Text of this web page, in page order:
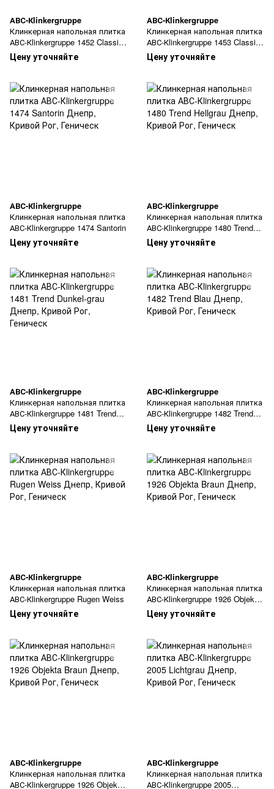
АВС-Кlinkergruppe
Клинкерная напольная плитка
АВС-Кlinkergruppe 1452 Classic
Grau
Цену уточняйте
АВС-Кlinkergruppe
Клинкерная напольная плитка
АВС-Кlinkergruppe 1453 Classic
Beige
Цену уточняйте
АВС-Кlinkergruppe
Клинкерная напольная плитка
АВС-Кlinkergruppe 1474 Santorin
Цену уточняйте
АВС-Кlinkergruppe
Клинкерная напольная плитка
АВС-Кlinkergruppe 1480 Trend
Hellgrau
Цену уточняйте
АВС-Кlinkergruppe
Клинкерная напольная плитка
АВС-Кlinkergruppe 1481 Trend
Dunkel-grau
Цену уточняйте
АВС-Кlinkergruppe
Клинкерная напольная плитка
АВС-Кlinkergruppe 1482 Trend
Blau
Цену уточняйте
АВС-Кlinkergruppe
Клинкерная напольная плитка
АВС-Кlinkergruppe Rugen Weiss
Цену уточняйте
АВС-Кlinkergruppe
Клинкерная напольная плитка
АВС-Кlinkergruppe 1926 Objekta
Braun
Цену уточняйте
АВС-Кlinkergruppe
Клинкерная напольная плитка
АВС-Кlinkergruppe 1926 Objekta
АВС-Кlinkergruppe
Клинкерная напольная плитка
АВС-Кlinkergruppe 2005